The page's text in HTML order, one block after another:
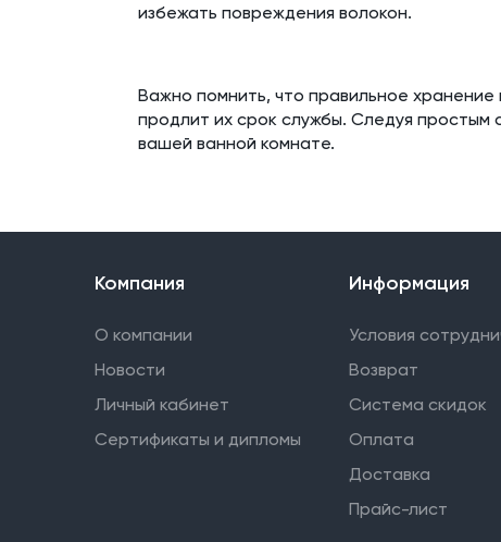
избежать повреждения волокон.
Важно помнить, что правильное
продлит их срок службы. Следуя простым
вашей ванной комнате.
Компания
О компании
Новости
Личный кабинет
Сертификаты и дипломы
Информация
Условия
Возврат
Система скидок
Оплата
Доставка
Прайс-лист